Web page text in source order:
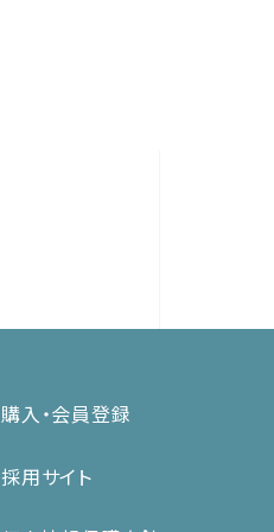
購入・会員登録
採用サイト